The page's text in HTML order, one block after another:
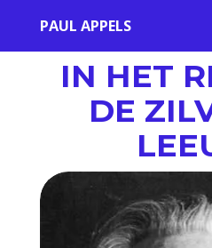
PAUL APPELS
IN HET
DE